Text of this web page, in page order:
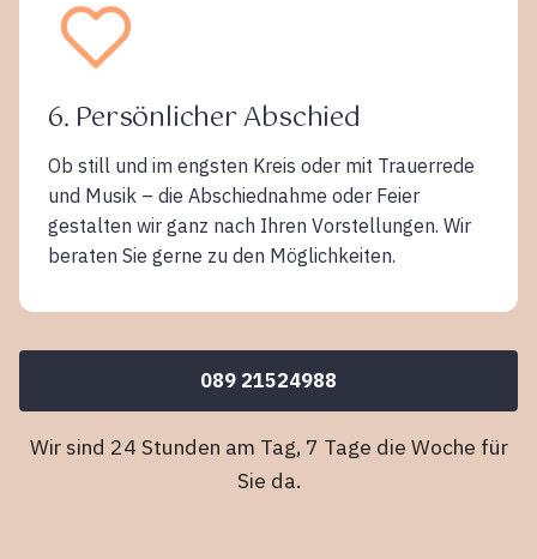
6. Persönlicher Abschied
Ob still und im engsten Kreis oder mit Trauerrede
und Musik – die Abschiednahme oder Feier
gestalten wir ganz nach Ihren Vorstellungen. Wir
beraten Sie gerne zu den Möglichkeiten.
089 21524988
Wir sind 24 Stunden am Tag, 7 Tage die Woche für
Sie da.